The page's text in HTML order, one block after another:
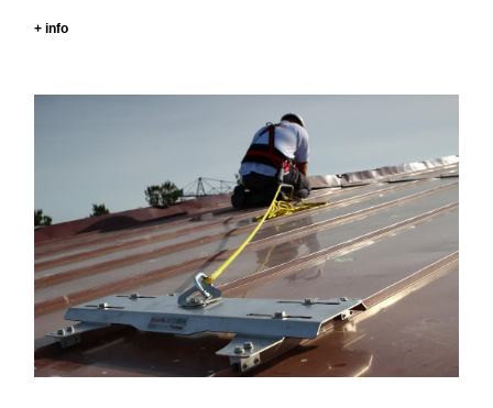
+ info